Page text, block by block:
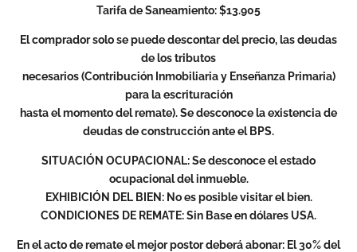
Tarifa de Saneamiento: $13.905
El comprador solo se puede descontar del precio, las deudas
de los tributos
necesarios (Contribución Inmobiliaria y Enseñanza Primaria)
para la escrituración
hasta el momento del remate). Se desconoce la existencia de
deudas de construcción ante el BPS.
SITUACIÓN OCUPACIONAL: Se desconoce el estado
ocupacional del inmueble.
EXHIBICIÓN DEL BIEN: No es posible visitar el bien.
CONDICIONES DE REMATE: Sin Base en dólares USA.
En el acto de remate el mejor postor deberá abonar: El 30% del